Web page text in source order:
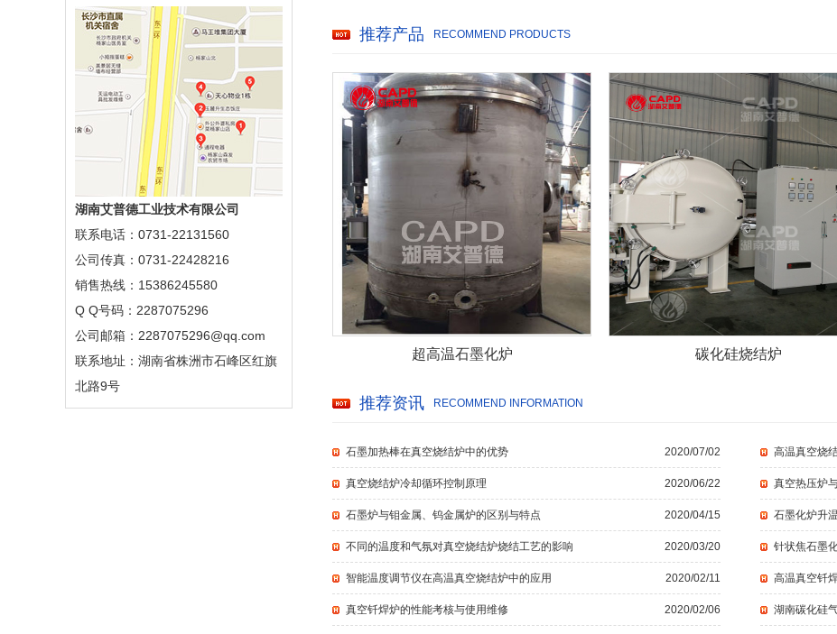
湖南艾普德工业技术有限公司
联系电话：0731-22131560
公司传真：0731-22428216
销售热线：15386245580
Q Q号码：2287075296
公司邮箱：2287075296@qq.com
联系地址：湖南省株洲市石峰区红旗
北路9号
推荐产品 RECOMMEND PRODUCTS
超高温石墨化炉 碳化硅烧结炉
推荐资讯 RECOMMEND INFORMATION
石墨加热棒在真空烧结炉中的优势 2020/07/02 高温真空烧
真空烧结炉冷却循环控制原理 2020/06/22 真空热压炉
石墨炉与钼金属、钨金属炉的区别与特点 2020/04/15 石墨化炉升
不同的温度和气氛对真空烧结炉烧结工艺的影响 2020/03/20 针状焦石墨
智能温度调节仪在高温真空烧结炉中的应用 2020/02/11 高温真空钎
真空钎焊炉的性能考核与使用维修 2020/02/06 湖南碳化硅